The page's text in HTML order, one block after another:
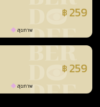
฿ 259
สุขภาพ
฿ 259
สุขภาพ